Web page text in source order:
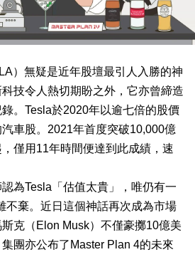
）無疑是近年股壇最引人入勝的神
技令人熱切期盼之外，它亦曾締造
。Tesla於2020年以逾七倍的股價
車股。2021年首度突破10,000億
僅用11年時間便達到此成績，速
為Tesla「估值太貴」，唯仍有一
不棄。近日這個神話再次成為市場
克（Elon Musk）不僅豪擲10億美
團亦公布了Master Plan 4的未來